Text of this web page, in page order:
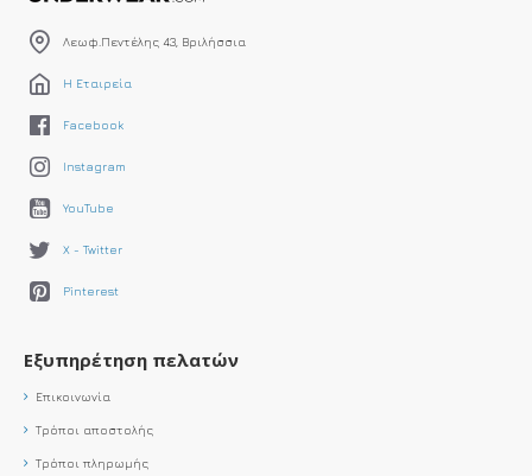
Λεωφ.Πεντέλης 43, Βριλήσσια
Η Εταιρεία
Facebook
Instagram
YouTube
X - Twitter
Pinterest
Εξυπηρέτηση πελατών
Επικοινωνία
Τρόποι αποστολής
Τρόποι πληρωμής